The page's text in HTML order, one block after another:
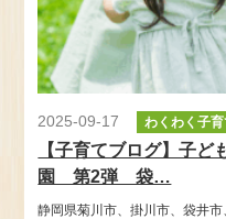
2025-09-17 わくわく子
【子育てブログ】子
園 第2弾 袋…
静岡県菊川市、掛川市、袋井